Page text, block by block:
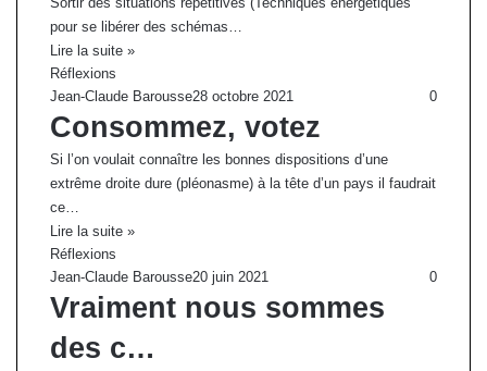
pour se libérer des schémas…
Lire la suite »
Réflexions
Jean-Claude Barousse28 octobre 2021 0
Consommez, votez
Si l’on voulait connaître les bonnes dispositions d’une
extrême droite dure (pléonasme) à la tête d’un pays il faudrait
ce…
Lire la suite »
Réflexions
Jean-Claude Barousse20 juin 2021 0
Vraiment nous sommes
des c…